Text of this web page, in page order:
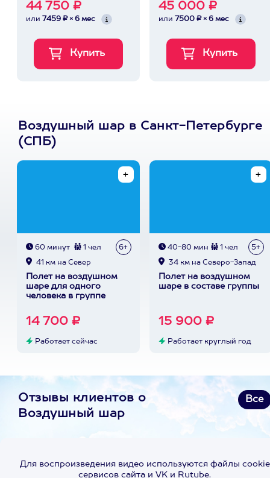
44 750 ₽
или 7459 ₽ × 6 мес
45 000 ₽
или 7500 ₽ × 6 мес
Воздушный шар в Санкт-Петербурге
(СПБ)
60 минут 1 чел 6+
41 км на Север
Полет на воздушном
шаре для одного
человека в группе
14 700 ₽
Работает сейчас
40-80 мин 1 чел 5+
34 км на Северо-Запад
Полет на воздушном
шаре в составе группы
15 900 ₽
Работает круглый год
Отзывы клиентов о
Воздушный шар
Все
Для воспроизведения видео используются файлы cookie
сервисов сайта и VK и Rutube.